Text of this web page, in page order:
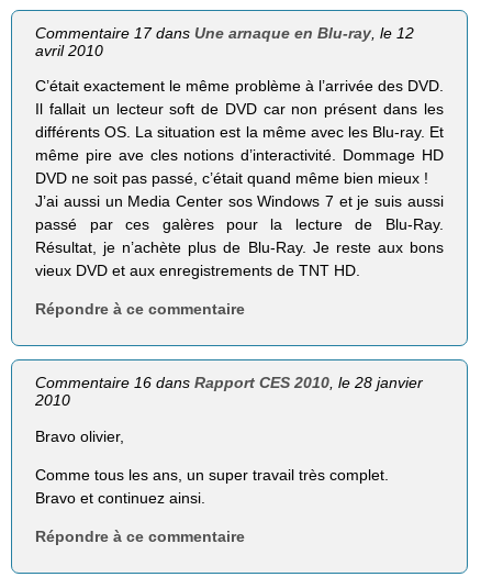
Commentaire 17 dansUne arnaque en Blu-ray, le 12
avril 2010
C’était exactement le même problème à l’arrivée des DVD.
Il fallait un lecteur soft de DVD car non présent dans les
différents OS. La situation est la même avec les Blu-ray. Et
même pire ave cles notions d’interactivité. Dommage HD
DVD ne soit pas passé, c’était quand même bien mieux !
J’ai aussi un Media Center sos Windows 7 et je suis aussi
passé par ces galères pour la lecture de Blu-Ray.
Résultat, je n’achète plus de Blu-Ray. Je reste aux bons
vieux DVD et aux enregistrements de TNT HD.
Répondre à ce commentaire
Commentaire 16 dansRapport CES 2010, le 28 janvier
2010
Bravo olivier,
Comme tous les ans, un super travail très complet.
Bravo et continuez ainsi.
Répondre à ce commentaire